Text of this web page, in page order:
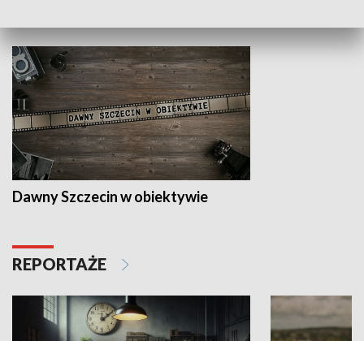
Dawny Szczecin w obiektywie
REPORTAŻE